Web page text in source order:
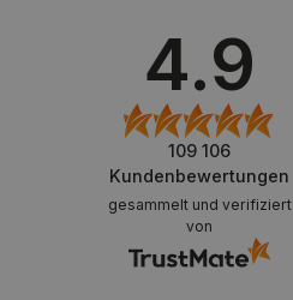
4.9
109 106
Kundenbewertungen
gesammelt und verifiziert
von